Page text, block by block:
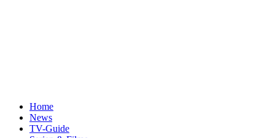
Home
News
TV-Guide